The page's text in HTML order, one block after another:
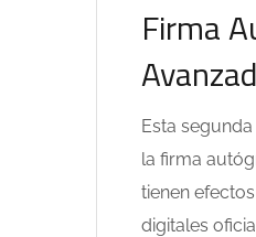
Firma
Esta
la firma
tienen
digitales